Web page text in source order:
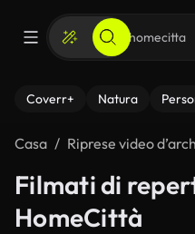
Coverr+ Natura
Casa Riprese video
Filmati di
HomeCittà